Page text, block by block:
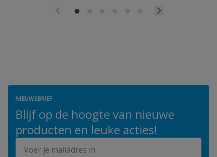
NIEUWSBRIEF
Blijf op de hoogte van nieuwe
producten en leuke acties!